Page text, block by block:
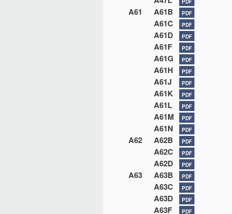
PDF
A61 A61B PDF
A61C PDF
A61D PDF
A61F PDF
A61G PDF
A61H PDF
A61J PDF
A61K PDF
A61L PDF
A61M PDF
A61N PDF
A62 A62B PDF
A62C PDF
A62D PDF
A63 A63B PDF
A63C PDF
A63D PDF
A63F PDF